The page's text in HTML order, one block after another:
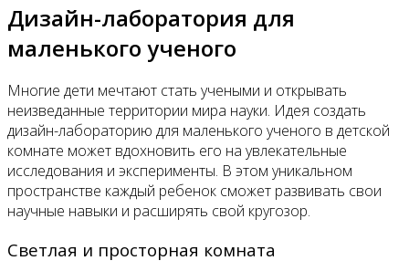
Дизайн-лаборатория для
маленького ученого
Многие дети мечтают стать учеными и открывать
неизведанные территории мира науки. Идея создать
дизайн-лабораторию для маленького ученого в детской
комнате может вдохновить его на увлекательные
исследования и эксперименты. В этом уникальном
пространстве каждый ребенок сможет развивать свои
научные навыки и расширять свой кругозор.
Светлая и просторная комната